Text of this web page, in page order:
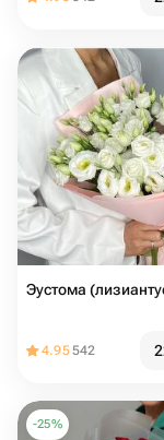
Эустома
4.95542
-25%